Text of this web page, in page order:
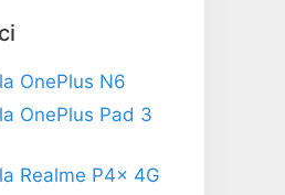
OnePlus N6
OnePlus Pad 3
Realme P4x 4G